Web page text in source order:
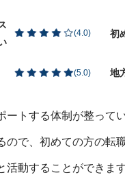
(4.0) 初
(5.0) 地
トする体制が整ってい
で、初めての方の転
動することができます